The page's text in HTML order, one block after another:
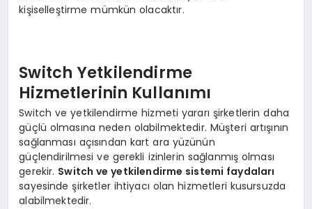
kişiselleştirme mümkün olacaktır.
Switch Yetkilendirme
Hizmetlerinin Kullanımı
Switch ve yetkilendirme hizmeti yararı şirketlerin daha
güçlü olmasına neden olabilmektedir. Müşteri artışının
sağlanması açısından kart ara yüzünün
güçlendirilmesi ve gerekli izinlerin sağlanmış olması
gerekir. Switch ve yetkilendirme sistemi faydaları
sayesinde şirketler ihtiyacı olan hizmetleri kusursuzda
alabilmektedir.